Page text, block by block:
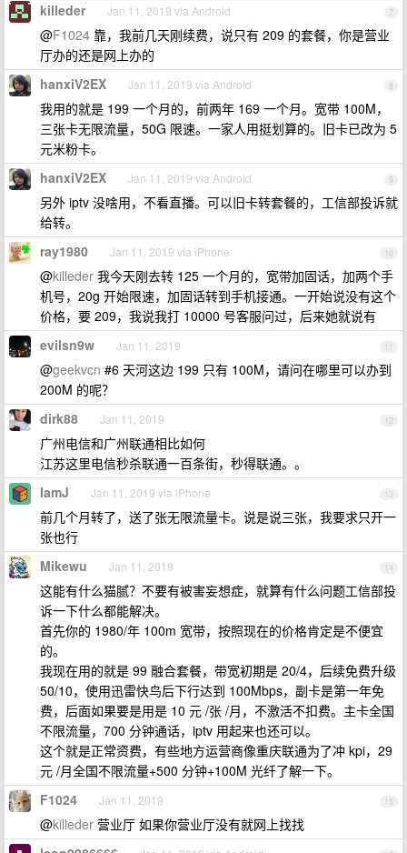
7
killeder Jan 11, 2019 via Android
@F1024 靠，我前几天刚续费，说只有 209 的套餐，你是营业
厅办的还是网上办的
8
hanxiV2EX Jan 11, 2019 via Android
我用的就是 199 一个月的，前两年 169 一个月。宽带 100M，
三张卡无限流量，50G 限速。一家人用挺划算的。旧卡已改为 5
元米粉卡。
9
hanxiV2EX Jan 11, 2019 via Android
另外 iptv 没啥用，不看直播。可以旧卡转套餐的，工信部投诉就
给转。
10
ray1980 Jan 11, 2019 via iPhone
@killeder 我今天刚去转 125 一个月的，宽带加固话，加两个手
机号，20g 开始限速，加固话转到手机接通。一开始说没有这个
价格，要 209，我说我打 10000 号客服问过，后来她就说有
11
evilsn9w Jan 11, 2019
@geekvcn #6 天河这边 199 只有 100M，请问在哪里可以办到
200M 的呢？
12
dirk88 Jan 11, 2019
广州电信和广州联通相比如何
江苏这里电信秒杀联通一百条街，秒得联通。。
13
IamJ Jan 11, 2019 via iPhone
前几个月转了，送了张无限流量卡。说是说三张，我要求只开一
张也行
14
Mikewu Jan 11, 2019
这能有什么猫腻？不要有被害妄想症，就算有什么问题工信部投
诉一下什么都能解决。
首先你的 1980/年 100m 宽带，按照现在的价格肯定是不便宜
的。
我现在用的就是 99 融合套餐，带宽初期是 20/4，后续免费升级
50/10，使用迅雷快鸟后下行达到 100Mbps，副卡是第一年免
费，后面如果要是用是 10 元 /张 /月，不激活不扣费。主卡全国
不限流量，700 分钟通话，iptv 用起来也还可以。
这个就是正常资费，有些地方运营商像重庆联通为了冲 kpi，29
元 /月全国不限流量+500 分钟+100M 光纤了解一下。
15
F1024 Jan 11, 2019
@killeder 营业厅 如果你营业厅没有就网上找找